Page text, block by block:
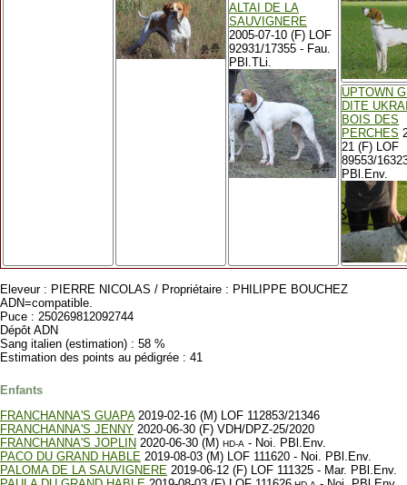
ALTAI DE LA
SAUVIGNERE
2005-07-10 (F) LOF
92931/17355 - Fau.
PBl.TLi.
UPTOWN
DITE
BOIS DES
PERCHES
21 (F) LOF
89553/
PBl.Env.
Eleveur : PIERRE NICOLAS / Propriétaire : PHILIPPE BOUCHEZ
ADN=compatible.
Puce : 250269812092744
Dépôt ADN
Sang italien (estimation) : 58 %
Estimation des points au pédigrée : 41
Enfants
FRANCHANNA'S GUAPA2019-02-16 (M) LOF 112853/21346
FRANCHANNA'S JENNY 2020-06-30 (F) VDH/DPZ-25/2020
FRANCHANNA'S JOPLIN 2020-06-30 (M) HD-A - Noi. PBl.Env.
PACO DU GRAND HABLE 2019-08-03 (M) LOF 111620 - Noi. PBl.Env.
PALOMA DE LA SAUVIGNERE 2019-06-12 (F) LOF 111325 - Mar. PBl.Env.